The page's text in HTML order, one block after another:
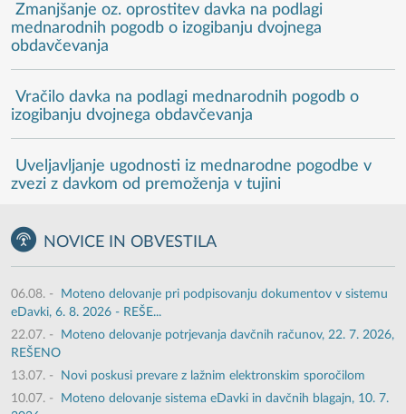
Zmanjšanje oz. oprostitev davka na podlagi
mednarodnih pogodb o izogibanju dvojnega
obdavčevanja
Vračilo davka na podlagi mednarodnih pogodb o
izogibanju dvojnega obdavčevanja
Uveljavljanje ugodnosti iz mednarodne pogodbe v
zvezi z davkom od premoženja v tujini
NOVICE IN OBVESTILA
06.08. -
Moteno delovanje pri podpisovanju dokumentov v sistemu
eDavki, 6. 8. 2026 - REŠE...
22.07. -
Moteno delovanje potrjevanja davčnih računov, 22. 7. 2026,
REŠENO
13.07. -
Novi poskusi prevare z lažnim elektronskim sporočilom
10.07. -
Moteno delovanje sistema eDavki in davčnih blagajn, 10. 7.